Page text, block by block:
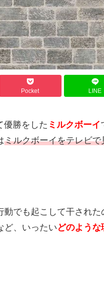
Pocket LINE
優勝をした ミルクボーイ
ミルクボーイをテレビ
でも起こして干され
ど、いったいどのような